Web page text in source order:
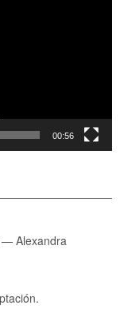
00:56
— Alexandra